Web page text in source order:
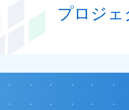
システム・インテグレー
ービス
製品
会社概要
プロジェ